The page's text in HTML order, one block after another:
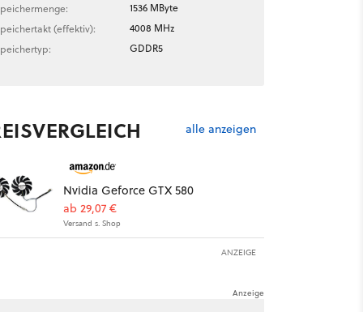
1536 MByte
(effektiv):
4008 MHz
GDDR5
alle anzeigen
Nvidia Geforce GTX 580
ab 29,07 €
Versand s. Shop
ANZEIGE